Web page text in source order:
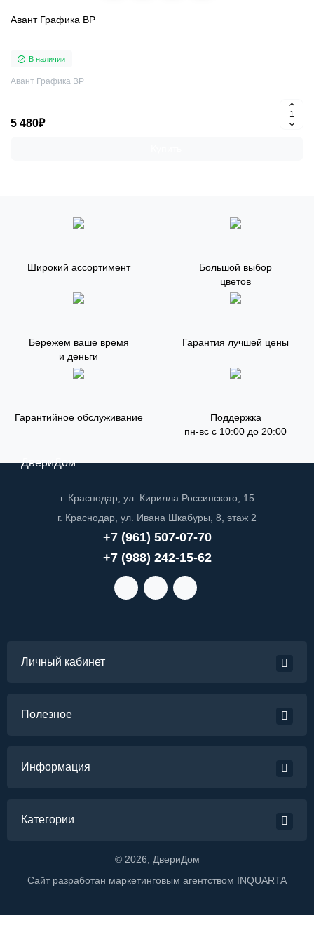
Авант Графика ВР
В наличии
Авант Графика ВР
5 480₽
Широкий ассортимент
Большой выбор
цветов
Бережем ваше время
и деньги
Гарантия лучшей цены
Гарантийное обслуживание
Поддержка
пн-вс с 10:00 до 20:00
ДвериДом
г. Краснодар, ул. Кирилла Россинского, 15
г. Краснодар, ул. Ивана Шкабуры, 8, этаж 2
+7 (961) 507-07-70
+7 (988) 242-15-62
Личный кабинет
Полезное
Информация
Категории
© 2026 , ДвериДом
Сайт разработан маркетинговым агентством INQUARTA